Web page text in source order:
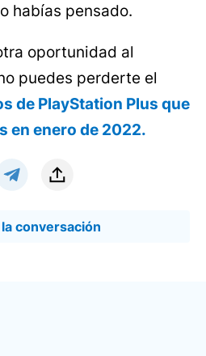
habías pensado.
oportunidad al
puedes perderte el
de PlayStation Plus que
en enero de 2022.
conversación